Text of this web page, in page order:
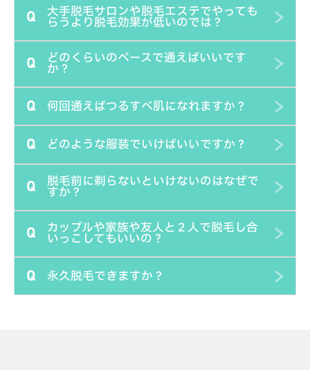
小学生～中学生のお子様は親御様もしくは親権者様が同室
のうえ施術されるのであれば可能です。当店の脱毛機には
お子様のデリケートな肌でも安全に使用できるチャイルド
モードがありますので、そちらを設定します。高校生以上
ただき、親御様もしくは親権者様の記入捺印をもらってご
Q 大手脱毛サロンや脱毛エステでやっても
らうより脱毛効果が低いのでは？
脱毛の施術は実は資格も必要ないほど、カンタンです。当
店では大手脱毛サロンやクリニックで多数導入されている
最新の高性能業務用脱毛機を導入しています。マシンの性
能が同じで有れば、他人に施術してもらっても、自分で施
術しても効果は変わりません。事実エステティシャンは自
分で脱毛されている場合が多いです。大手脱毛サロンや従
来の脱毛エステでは回転率を重視して適当な施術をされて
しまうことも少なくありません。むしろ自分でやるほうが
にあります。
Q どのくらいのペースで通えばいいです
か？
目標とする脱毛完了までの期間によります。当店の脱毛マ
すべ肌を目指すなら週に1回施術可能です。肌に不安があ
り、あまり負担をかけたくない方には2週間から1ヶ月に1
回の施術をオススメします。2ヶ月以上間隔をあけるのは
せっかくの効果が薄くなってしまう可能性もあるので、あ
まりオススメできません。
Q 何回通えばつるすべ肌になれますか？
部位による違いと個人差もありますが、目安としては3回
が実感できて、6回程度でお手入れが楽になり、12回程度
で満足いただける状態になることが多いです。自己処理を
することが多い女性のワキや、男性のヒゲなどは毛の生命
力がアップしており、他の部位に比べて多くの回数を必要
があります）またVIOなど性毛と呼ばれる太くて濃い部位
Q どのような服装でいけばいいですか？
セルフ脱毛では通常服を汚してしまうことは無いのでお出
かけ服でご来店されても大丈夫です。ですがうっかりジェ
ルが付いたままの手で服を触ってしまうこともあり得ます
ので、汚れても良い服装でしたらより安心です。ジェルは
Q 脱毛前に剃らないといけないのはなぜで
すか？
毛が伸びたまま照射すると光を遮ってしまうので効果が薄
くなってしまいます。また毛が長いと焦げて火傷や痛みが
出てしまうこともあります。脱毛効果をしっかり出すため
にも事前に処理してからご来店ください。個室内に電動シ
Q カップルや家族や友人と２人で脱毛し合
いっこしてもいいの？
可能です。むしろ2人でのご利用をオススメします。当店
Q 永久脱毛できますか？